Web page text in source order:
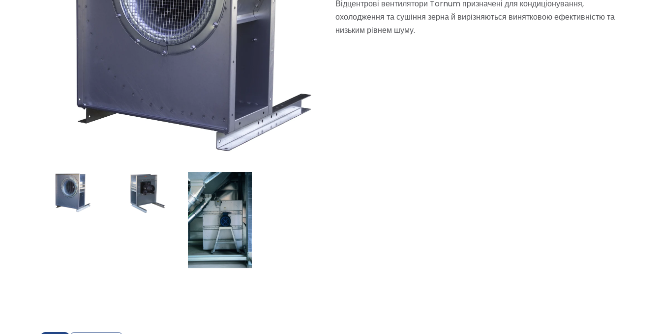
Відцентрові вентилятори Tornum призначені для кондиціонування,
охолодження та сушіння зерна й вирізняються винятковою ефективністю та
низьким рівнем шуму.